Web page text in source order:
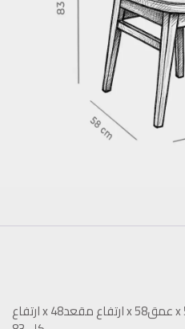
عرض50 x عمق58 x ارتفاع مقعد48 x ارتفاع